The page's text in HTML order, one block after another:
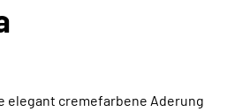
elegant cremefarbene Aderung